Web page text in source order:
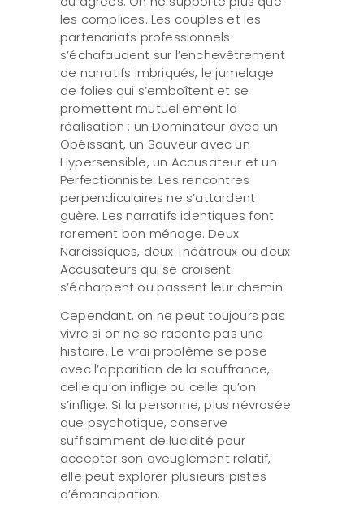
les complices. Les couples et les
partenariats professionnels
s’échafaudent sur l’enchevêtrement
de narratifs imbriqués, le jumelage
de folies qui s’emboîtent et se
promettent mutuellement la
réalisation : un Dominateur avec un
Obéissant, un Sauveur avec un
Hypersensible, un Accusateur et un
Perfectionniste. Les rencontres
perpendiculaires ne s’attardent
guère. Les narratifs identiques font
rarement bon ménage. Deux
Narcissiques, deux Théâtraux ou deux
Accusateurs qui se croisent
s’écharpent ou passent leur chemin.
Cependant, on ne peut toujours pas
vivre si on ne se raconte pas une
histoire. Le vrai problème se pose
avec l’apparition de la souffrance,
celle qu’on inflige ou celle qu’on
s’inflige. Si la personne, plus névrosée
que psychotique, conserve
suffisamment de lucidité pour
accepter son aveuglement relatif,
elle peut explorer plusieurs pistes
d’émancipation.